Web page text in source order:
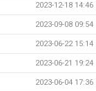
2023-12-18 14:46
2023-09-08 09:54
2023-06-22 15:14
2023-06-21 19:24
2023-06-04 17:36